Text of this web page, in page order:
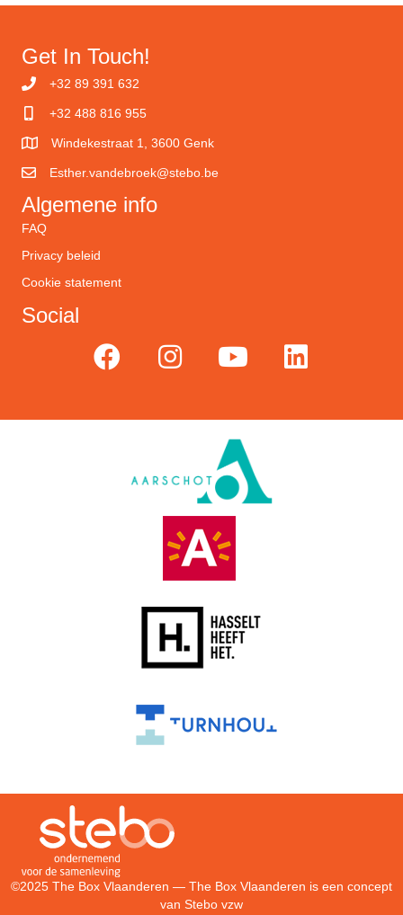
Get In Touch!
+32 89 391 632
+32 488 816 955
Windekestraat 1, 3600 Genk
Esther.vandebroek@stebo.be
Algemene info
FAQ
Privacy beleid
Cookie statement
Social
©2025 The Box Vlaanderen — The Box Vlaanderen is een concept
van Stebo vzw